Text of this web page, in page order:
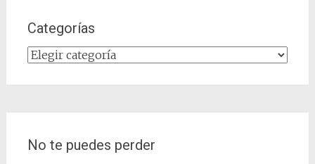
Categorías
Categorías
No te puedes perder